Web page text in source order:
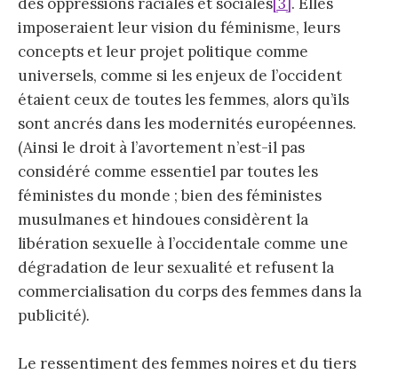
imposeraient leur vision du féminisme, leurs
concepts et leur projet politique comme
universels, comme si les enjeux de l’occident
étaient ceux de toutes les femmes, alors qu’ils
sont ancrés dans les modernités européennes.
(Ainsi le droit à l’avortement n’est-il pas
considéré comme essentiel par toutes les
féministes du monde ; bien des féministes
musulmanes et hindoues considèrent la
libération sexuelle à l’occidentale comme une
dégradation de leur sexualité et refusent la
commercialisation du corps des femmes dans la
publicité).
Le ressentiment des femmes noires et du tiers